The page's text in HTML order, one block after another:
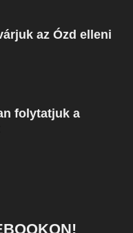
az Ózd elleni
folytatjuk a